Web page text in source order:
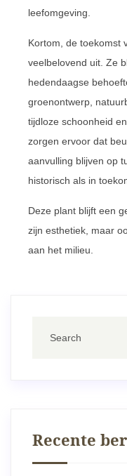
leefomgeving.
Kortom, de toekomst
veelbelovend uit. Ze
hedendaagse
groenontwerp,
tijdloze schoonheid
zorgen ervoor dat
aanvulling blijven op
historisch als in
Deze plant blijft een
zijn esthetiek, maar
aan het milieu.
Recente